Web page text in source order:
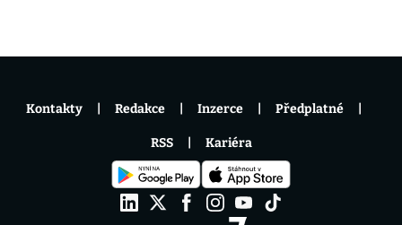
Kontakty Redakce Inzerce Předplatné
RSS Kariéra